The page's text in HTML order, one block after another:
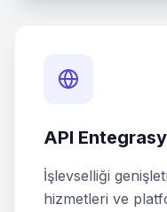
API
İşlevselliği
hizmetleri ve